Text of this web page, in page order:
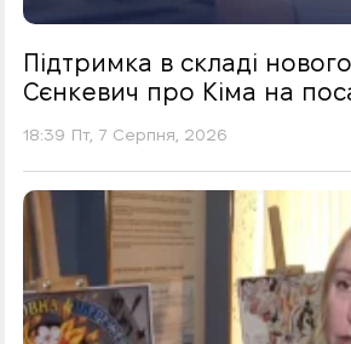
Підтримка в складі
Сєнкевич про Кіма на
18:39 Пт, 7 Серпня, 2026